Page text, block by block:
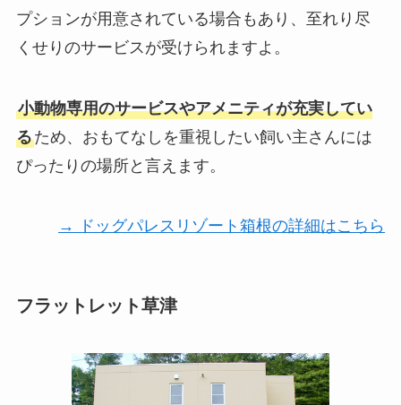
プションが用意されている場合もあり、至れり尽
くせりのサービスが受けられますよ。
小動物専用のサービスやアメニティが充実してい
るため、おもてなしを重視したい飼い主さんには
ぴったりの場所と言えます。
→ ドッグパレスリゾート箱根の詳細はこちら
フラットレット草津